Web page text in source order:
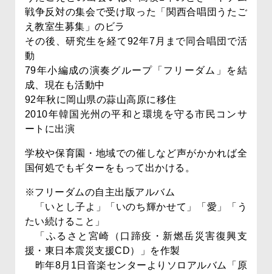
戦争反対の集会で受け取った「関西合唱団うたご
え教室生募集」のビラ
その後、研究生を経て92年7月まで同合唱団で活
動
79年小編成の演奏グループ「フリーダム」を結
成、現在も活動中
92年秋に岡山県の蒜山高原に移住
2010年韓国光州の平和と環境を守る市民コンサ
ートに出演
学校や保育園・地域での催しなど声がかかれば全
国何処でもギターをもって出かける。
※フリーダムの自主出版アルバム
「いとし子よ」「いのち輝かせて」「愛」「う
たい続けること」
「ふるさと宮崎（口蹄疫・新燃岳災害復興支
援・東日本震災支援CD）」を作製
昨年8月1日音楽センターよりソロアルバム「原